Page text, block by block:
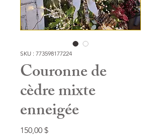
SKU : 773598177224
Couronne de
cèdre mixte
enneigée
150,00 $Prix